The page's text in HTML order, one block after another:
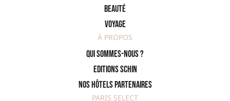
Beauté
Voyage
À PROPOS
Qui sommes-nous ?
Editions SCHIN
Nos hôtels partenaires
PARIS SELECT